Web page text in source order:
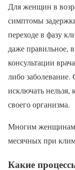
Для женщин в
симптомы
переходе в фазу
даже правильное,
консультации
либо
исключать нельзя,
своего организма.
Многим женщинам
месячных при
Какие